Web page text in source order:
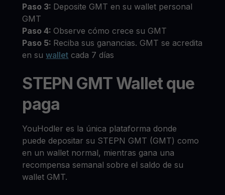
Paso 3: Deposite GMT en su wallet personal
GMT
Paso 4:Observe cómo crece su GMT
Paso 5: Reciba sus ganancias. GMT se acredita
en suwallet cada 7 días
STEPN GMT Wallet que
paga
YouHodler es la única plataforma donde
puede depositar su STEPN GMT (GMT) como
en un wallet normal, mientras gana una
recompensa semanal sobre el saldo de su
wallet GMT.